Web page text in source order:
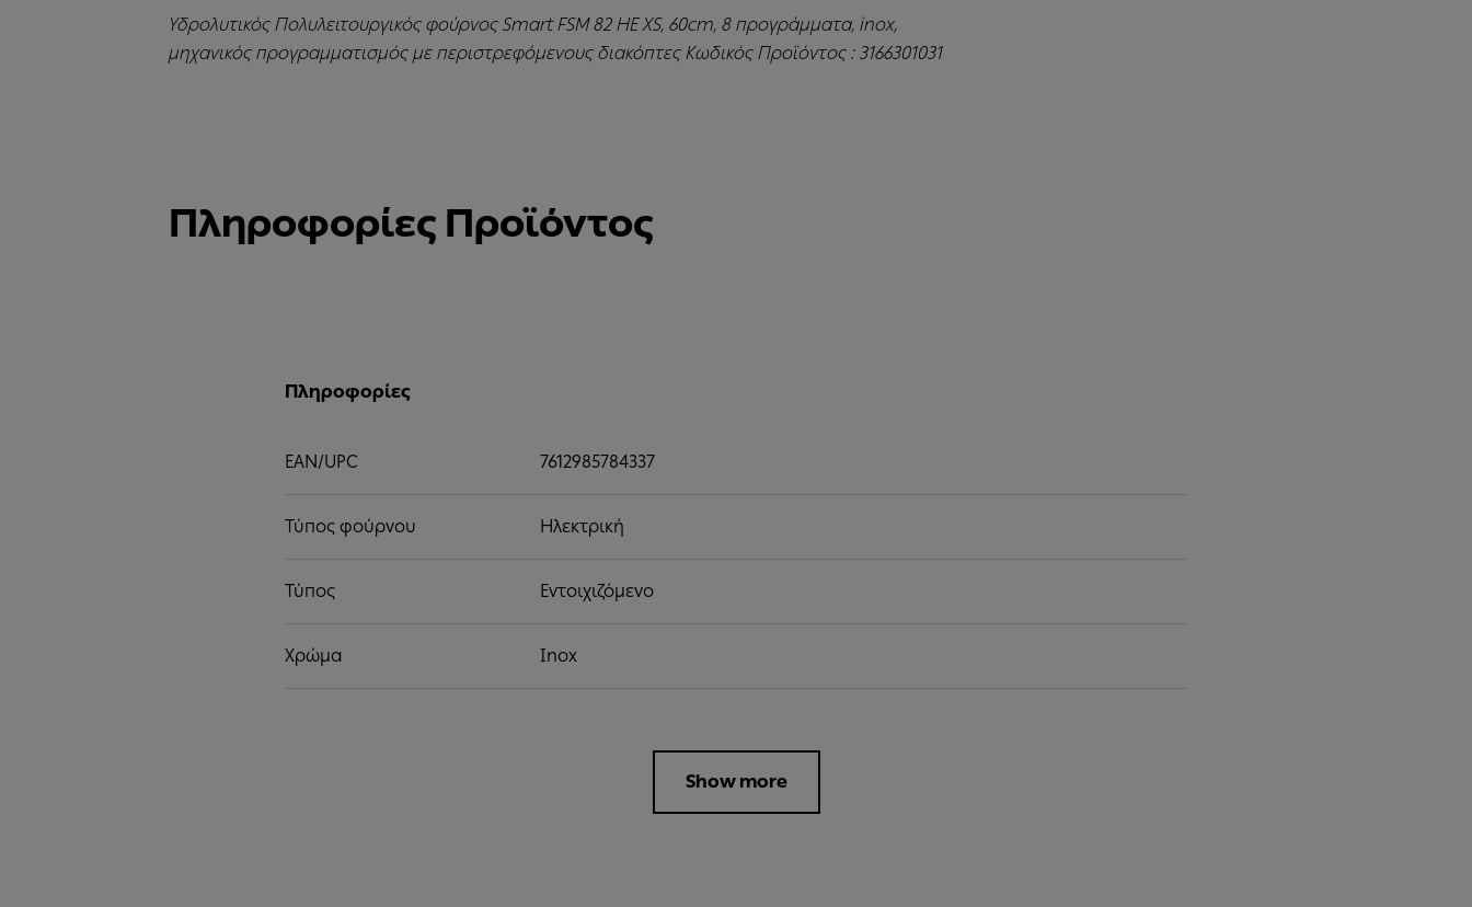
Υδρολυτικός Πολυλειτουργικός φούρνος Smart FSM 82 HE XS, 60cm, 8 προγράμματα, inox,
μηχανικός προγραμματισμός με περιστρεφόμενους διακόπτες Κωδικός Προϊόντος : 3166301031
Πληροφορίες Προϊόντος
Πληροφορίες
EAN/UPC 7612985784337
Τύπος φούρνου Ηλεκτρική
Τύπος Εντοιχιζόμενο
Χρώμα Inox
Show more